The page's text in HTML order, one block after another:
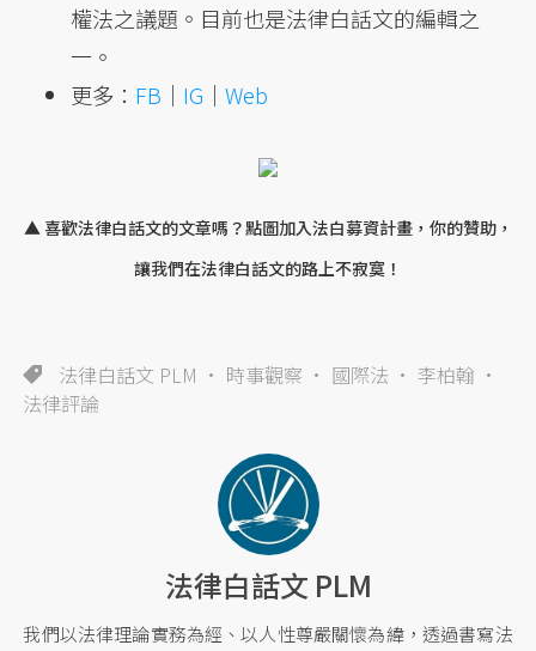
權法之議題。目前也是法律白話文的編輯之
一。
更多： FB ｜ IG ｜Web
▲ 喜歡法律白話文的文章嗎？點圖加入法白募資計畫，你的贊助，
讓我們在法律白話文的路上不寂寞！
法律白話文 PLM 時事觀察 國際法
李柏翰
法律評論
法律白話文 PLM
我們以法律理論實務為經、以人性尊嚴關懷為緯，透過書寫法